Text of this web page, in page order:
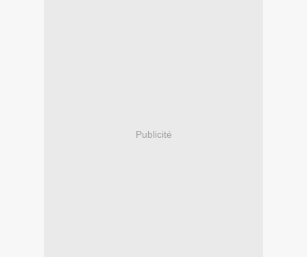
Publicité